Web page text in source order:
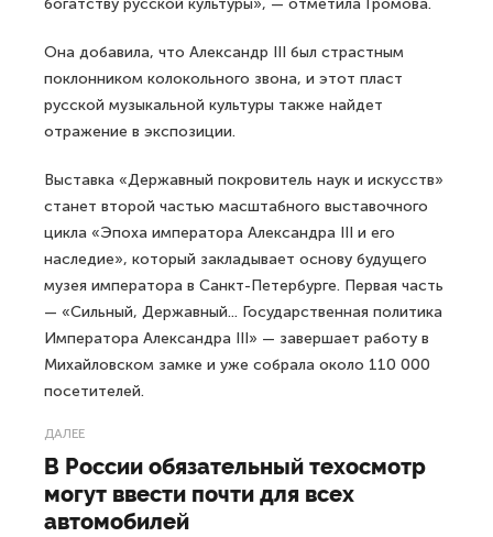
богатству русской культуры», — отметила Громова.
Она добавила, что Александр III был страстным
поклонником колокольного звона, и этот пласт
русской музыкальной культуры также найдет
отражение в экспозиции.
Выставка «Державный покровитель наук и искусств»
станет второй частью масштабного выставочного
цикла «Эпоха императора Александра III и его
наследие», который закладывает основу будущего
музея императора в Санкт-Петербурге. Первая часть
— «Сильный, Державный... Государственная политика
Императора Александра III» — завершает работу в
Михайловском замке и уже собрала около 110 000
посетителей.
ДАЛЕЕ
В России обязательный техосмотр
могут ввести почти для всех
автомобилей